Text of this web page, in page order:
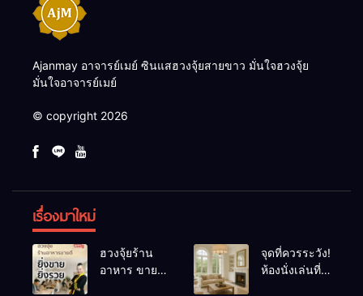
Ajanmay อาจารย์เมย์ ซินแสฮวงจุ้ยสายขาว มั่นใจฮวงจุ้ย
มั่นใจอาจารย์เมย์
© copyright 2026
เรื่องมาใหม่
ฮวงจุ้ยร้าน
อาหาร ขายดี
จุดที่ควรระวัง!
ห้องนั่งเล่นที่